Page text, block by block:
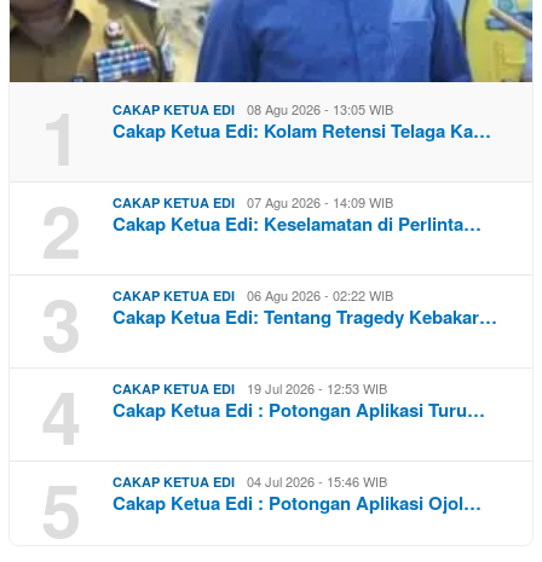
1 CAKAP KETUA EDI 08 Agu 2026 - 13:05 WIB
Cakap Ketua Edi: Kolam Retensi Telaga Ka…
2 CAKAP KETUA EDI 07 Agu 2026 - 14:09 WIB
Cakap Ketua Edi: Keselamatan di Perlinta…
3 CAKAP KETUA EDI 06 Agu 2026 - 02:22 WIB
Cakap Ketua Edi: Tentang Tragedy Kebakar…
4 CAKAP KETUA EDI 19 Jul 2026 - 12:53 WIB
Cakap Ketua Edi : Potongan Aplikasi Turu…
5 CAKAP KETUA EDI 04 Jul 2026 - 15:46 WIB
Cakap Ketua Edi : Potongan Aplikasi Ojol…